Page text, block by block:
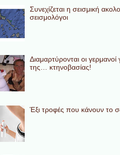
Συνεχίζεται η σεισμική
σεισμολόγοι
Διαμαρτύρονται οι
της… κτηνοβασίας!
Έξι τροφές που κάνουν το